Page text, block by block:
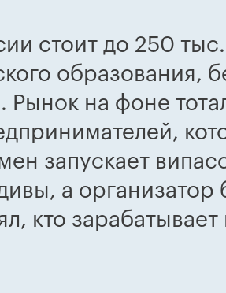
стоит до 250
образования,
Рынок на фоне
запускает
а организатор
кто